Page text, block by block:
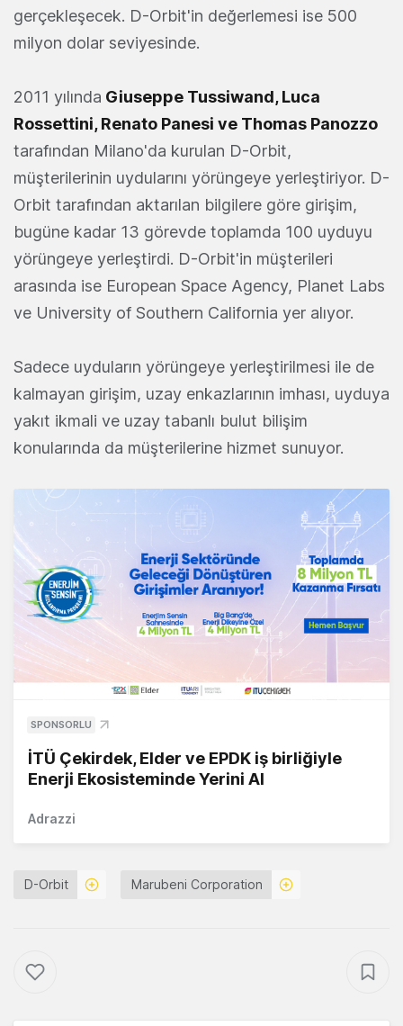
gerçekleşecek. D-Orbit'in değerlemesi ise 500
milyon dolar seviyesinde.
2011 yılında Giuseppe Tussiwand, Luca
Rossettini, Renato Panesi ve Thomas Panozzo
tarafından Milano'da kurulan D-Orbit,
müşterilerinin uydularını yörüngeye yerleştiriyor. D-
Orbit tarafından aktarılan bilgilere göre girişim,
bugüne kadar 13 görevde toplamda 100 uyduyu
yörüngeye yerleştirdi. D-Orbit'in müşterileri
arasında ise European Space Agency, Planet Labs
ve University of Southern California yer alıyor.
Sadece uyduların yörüngeye yerleştirilmesi ile de
kalmayan girişim, uzay enkazlarının imhası, uyduya
yakıt ikmali ve uzay tabanlı bulut bilişim
konularında da müşterilerine hizmet sunuyor.
SPONSORLU
İTÜ Çekirdek, Elder ve EPDK iş birliğiyle
Enerji Ekosisteminde Yerini Al
Adrazzi
D-Orbit Marubeni Corporation